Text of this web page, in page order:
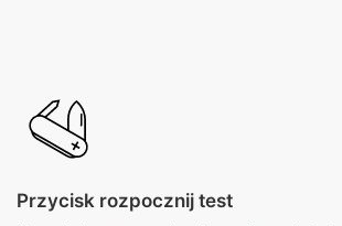
Przycisk rozpocznij test